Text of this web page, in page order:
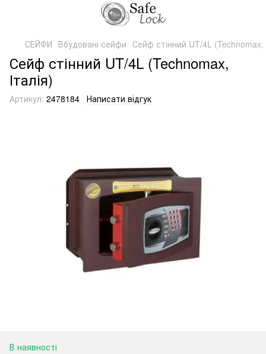
СЕЙФИ Вбудовані сейфи Сейф стінний UT/4L (Technomax,
Сейф стінний UT/4L (Technomax,
Італія)
Артикул: 2478184 Написати відгук
В наявності